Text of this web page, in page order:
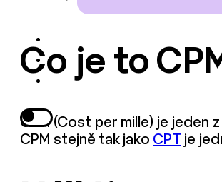
Co je to
CPM (Cost per mille) je jeden
CPM stejně tak jako CPT je